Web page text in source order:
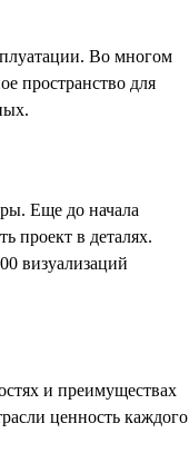
Во многом
пространство для
Еще до начала
проект в деталях.
визуализаций
и преимуществах
ценность каждого